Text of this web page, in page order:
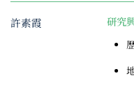
許素霞 研究